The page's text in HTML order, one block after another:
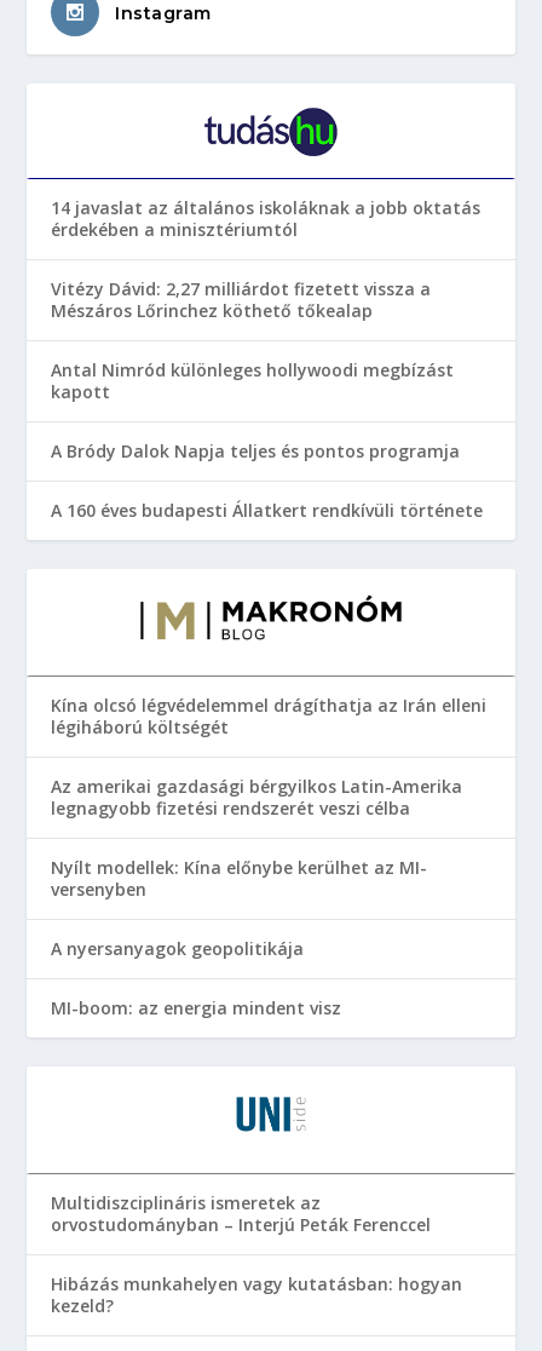
Instagram
14 javaslat az általános iskoláknak a jobb oktatás
érdekében a minisztériumtól
Vitézy Dávid: 2,27 milliárdot fizetett vissza a
Mészáros Lőrinchez köthető tőkealap
Antal Nimród különleges hollywoodi megbízást
kapott
A Bródy Dalok Napja teljes és pontos programja
A 160 éves budapesti Állatkert rendkívüli története
Kína olcsó légvédelemmel drágíthatja az Irán elleni
légiháború költségét
Az amerikai gazdasági bérgyilkos Latin-Amerika
legnagyobb fizetési rendszerét veszi célba
Nyílt modellek: Kína előnybe kerülhet az MI-
versenyben
A nyersanyagok geopolitikája
MI-boom: az energia mindent visz
Multidiszciplináris ismeretek az
orvostudományban – Interjú Peták Ferenccel
Hibázás munkahelyen vagy kutatásban: hogyan
kezeld?